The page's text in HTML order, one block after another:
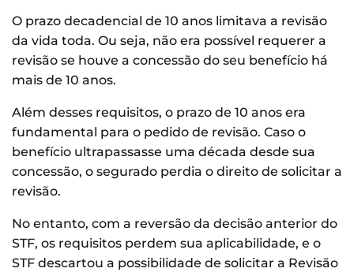
O prazo decadencial de 10 anos limitava a revisão
da vida toda. Ou seja, não era possível requerer a
revisão se houve a concessão do seu benefício há
mais de 10 anos.
Além desses requisitos, o prazo de 10 anos era
fundamental para o pedido de revisão. Caso o
benefício ultrapassasse uma década desde sua
concessão, o segurado perdia o direito de solicitar a
revisão.
No entanto, com a reversão da decisão anterior do
STF, os requisitos perdem sua aplicabilidade, e o
STF descartou a possibilidade de solicitar a Revisão